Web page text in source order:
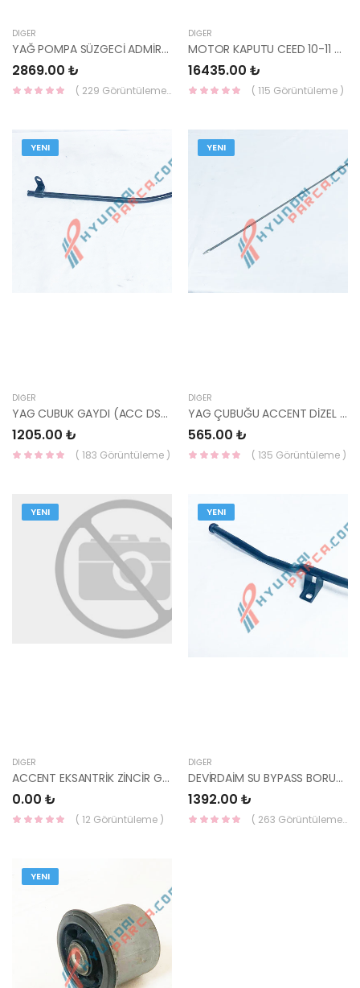
DIĞER
YAĞ POMPA SÜZGECİ ADMİRA DİZEL 26250-27500-HMC
2869.00 ₺
( 229 Görüntüleme )
DIĞER
MOTOR KAPUTU CEED 10-11 66400-2H200-YS
16435.00 ₺
( 115 Görüntüleme )
YENI
DIĞER
YAG CUBUK GAYDI (ACC DSL) 26612-27500-HMC
1205.00 ₺
( 183 Görüntüleme )
YENI
DIĞER
YAG ÇUBUĞU ACCENT DİZEL 2003-2005 26611-27500-HMC
565.00 ₺
( 135 Görüntüleme )
YENI
DIĞER
ACCENT EKSANTRİK ZİNCİR GERGİSİ ERA/GETZ/I-20/I-30 24410-2A000-YS
0.00 ₺
( 12 Görüntüleme )
YENI
DIĞER
DEVİRDAİM SU BYPASS BORUSU ACCENT 1.5 98- / GETZ 1.3 25435-22050-HMC
1392.00 ₺
( 263 Görüntüleme )
YENI